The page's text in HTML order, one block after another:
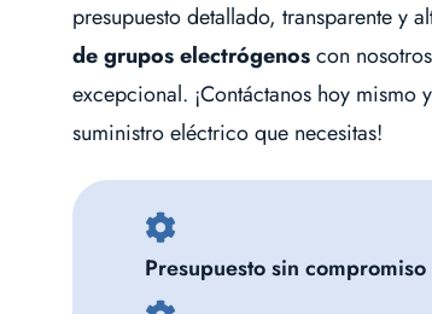
presupuesto detallado, transparente y
de grupos electrógenoscon
excepcional. ¡Contáctanos hoy
suministro eléctrico que necesitas!
Presupuesto sin compromiso